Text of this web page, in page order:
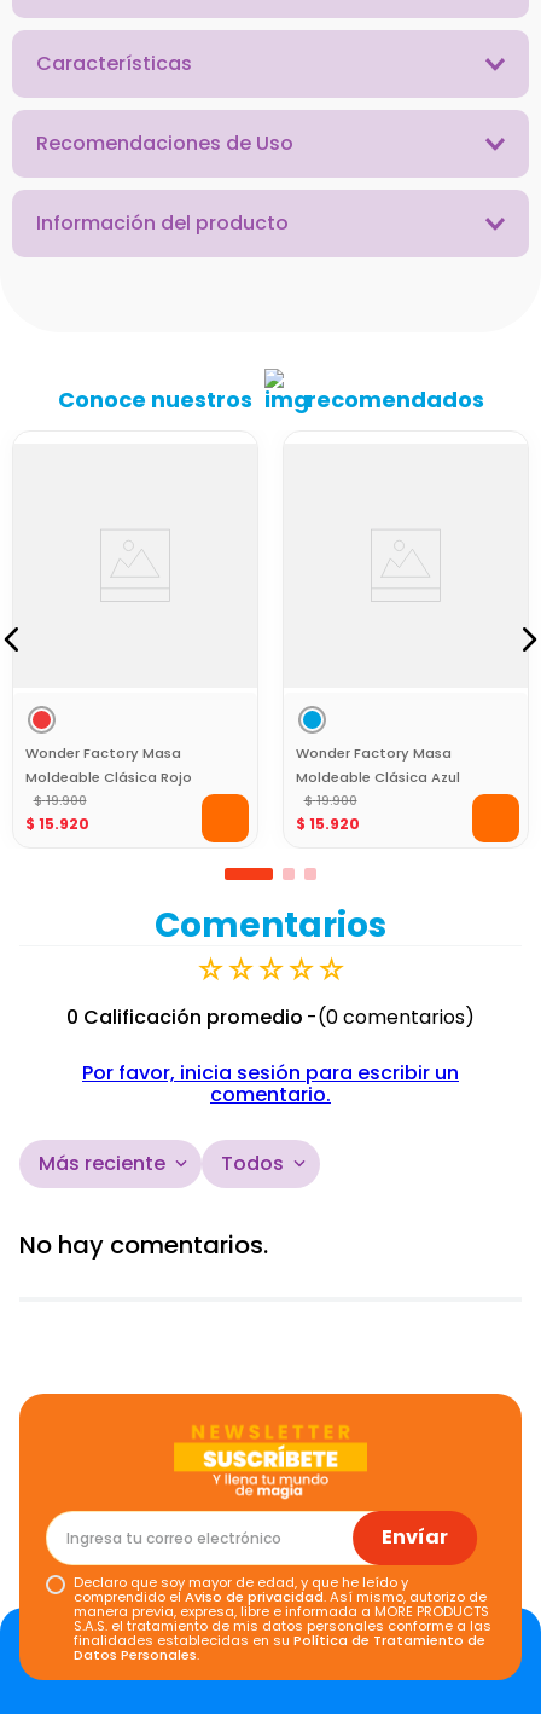
Características
Recomendaciones de Uso
Información del producto
Conoce nuestros recomendados
Wonder Factory Masa
Moldeable Clásica Rojo
Libre de Gluten para
Juego Creativo
$ 19.900
$ 15.920
Wonder Factory Masa
Moldeable Clásica Azul
Libre de Gluten para
Juego Creativo
$ 19.900
$ 15.920
Comentarios
☆☆☆☆☆
0 Calificación promedio
(0 comentarios)
Por favor, inicia sesión para escribir un
comentario.
Más reciente Todos
No hay comentarios.
Envíar
Declaro que soy mayor de edad, y que he leído y
comprendido elAviso de privacidad. Así mismo, autorizo de
manera previa, expresa, libre e informada a MORE PRODUCTS
S.A.S. el tratamiento de mis datos personales conforme a las
finalidades establecidas en suPolítica de Tratamiento de
Datos Personales.